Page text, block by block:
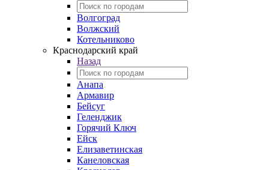
Волгоград
Волжский
Котельниково
Краснодарский край
Назад
Анапа
Армавир
Бейсуг
Геленджик
Горячий Ключ
Ейск
Елизаветинская
Канеловская